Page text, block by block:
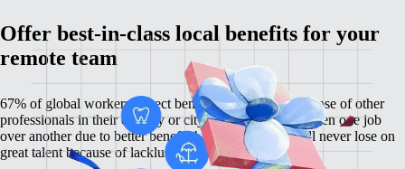
Offer best-in-class local benefits for your
remote team
67% of global workers expect benefits comparable to those of other
professionals in their country or city, and 60% have chosen one job
over another due to better benefits! With Remote, you'll never lose on
great talent because of lackluster benefits.